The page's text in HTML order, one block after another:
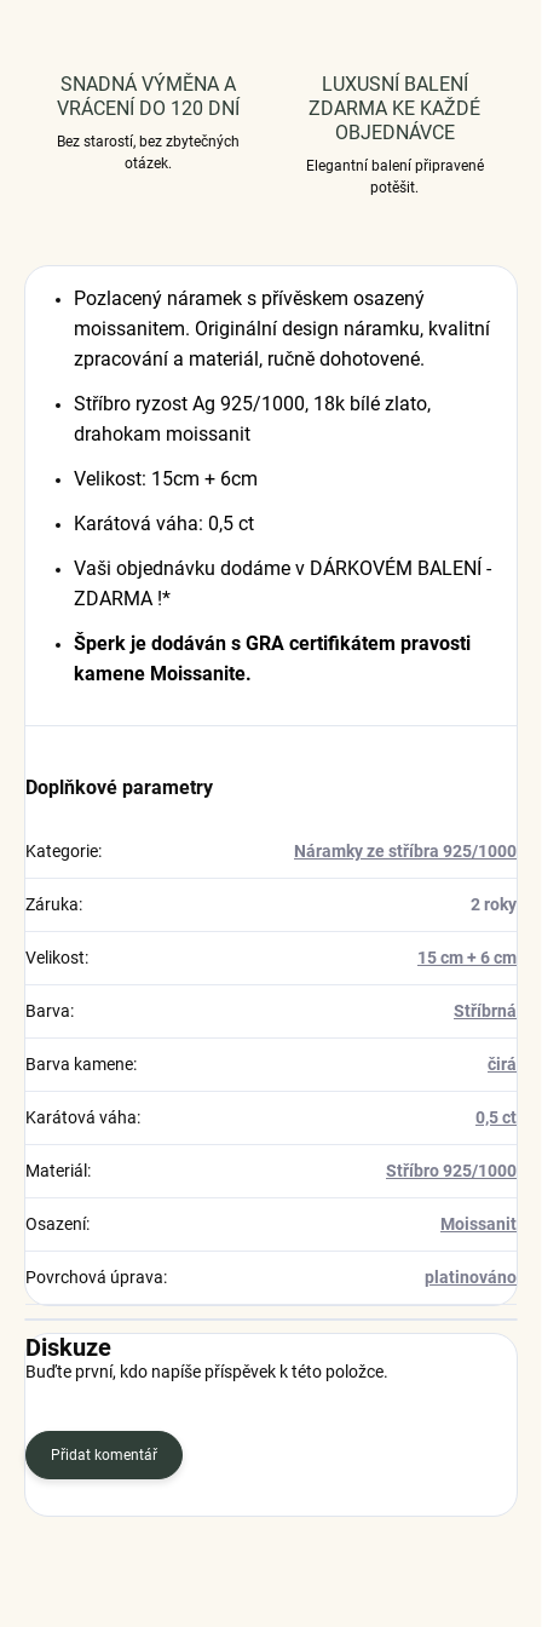
SNADNÁ VÝMĚNA A
VRÁCENÍ DO 120 DNÍ
Bez starostí, bez zbytečných
otázek.
LUXUSNÍ BALENÍ
ZDARMA KE KAŽDÉ
OBJEDNÁVCE
Elegantní balení připravené
potěšit.
Pozlacený náramek s přívěskem osazený
moissanitem. Originální design náramku, kvalitní
zpracování a materiál, ručně dohotovené.
Stříbro ryzost Ag 925/1000, 18k bílé zlato,
drahokam moissanit
Velikost: 15cm + 6cm
Karátová váha: 0,5 ct
Vaši objednávku dodáme v DÁRKOVÉM BALENÍ -
ZDARMA !*
Šperk je dodáván s GRA certifikátem pravosti
kamene Moissanite.
Doplňkové parametry
Kategorie: Náramky ze stříbra 925/1000
Záruka: 2 roky
Velikost: 15 cm + 6 cm
Barva: Stříbrná
Barva kamene: čirá
Karátová váha: 0,5 ct
Materiál : Stříbro 925/1000
Osazení: Moissanit
Povrchová úprava: platinováno
Diskuze
Buďte první, kdo napíše příspěvek k této položce.
Přidat komentář